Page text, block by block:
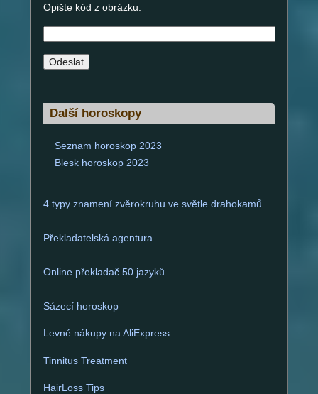
Opište kód z obrázku:
l
t
t
v
:
Další horoskopy
Seznam horoskop 2023
Blesk horoskop 2023
4 typy znamení zvěrokruhu ve světle drahokamů
Překladatelská agentura
Online překladač 50 jazyků
Sázecí horoskop
Levné nákupy na AliExpress
Tinnitus Treatment
HairLoss Tips